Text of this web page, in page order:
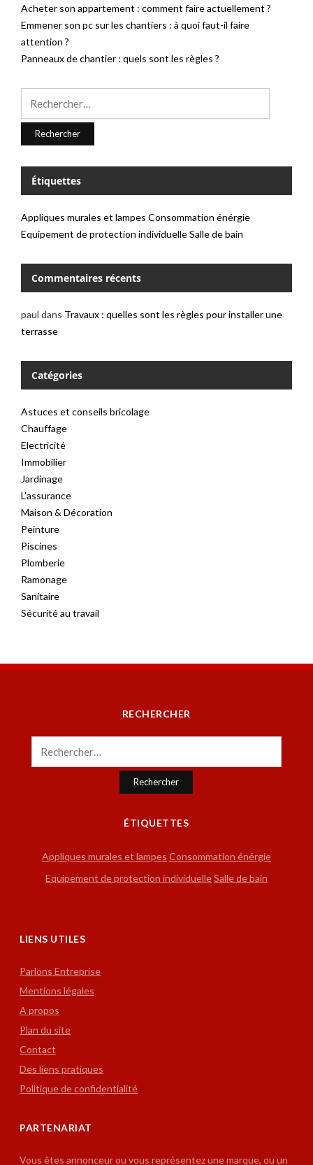
Acheter son appartement : comment faire actuellement ?
Emmener son pc sur les chantiers : à quoi faut-il faire
attention ?
Panneaux de chantier : quels sont les règles ?
Étiquettes
Appliques murales et lampes Consommation énérgie
Equipement de protection individuelleSalle de bain
Commentaires récents
paul dans Travaux : quelles sont les règles pour installer une
terrasse
Catégories
Astuces et conseils bricolage
Chauffage
Electricité
Immobilier
Jardinage
L'assurance
Maison & Décoration
Peinture
Piscines
Plomberie
Ramonage
Sanitaire
Sécurité au travail
RECHERCHER
Rechercher :
ÉTIQUETTES
Appliques murales et lampes Consommation énérgie
Equipement de protection individuelleSalle de bain
LIENS UTILES
Parlons Entreprise
Mentions légales
A propos
Plan du site
Contact
Des liens pratiques
Politique de confidentialité
PARTENARIAT
Vous êtes annonceur ou vous représentez une marque, ou un